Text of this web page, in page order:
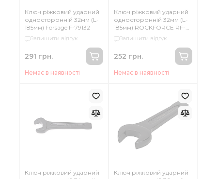
Ключ ріжковий ударний
односторонній 32мм (L-
185мм) Forsage F-79132
Залишити відгук
291 грн.
Немає в наявності
Ключ ріжковий ударний
односторонній 32мм (L-
185мм) ROCKFORCE RF-
79132Залишити відгук
252 грн.
Немає в наявності
Ключ ріжковий ударний
Ключ ріжковий ударний